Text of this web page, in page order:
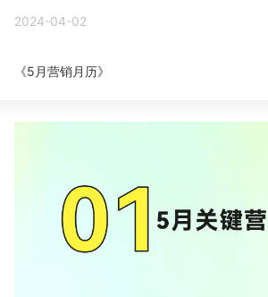
有赞春季发布会
新零售大会
增长产品指南
产品场景库
2024-04-02
《5月营销月历》